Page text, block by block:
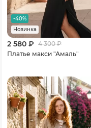
-40%
Новинка
2 580 ₽ 4 300₽
Платье макси "Амаль"